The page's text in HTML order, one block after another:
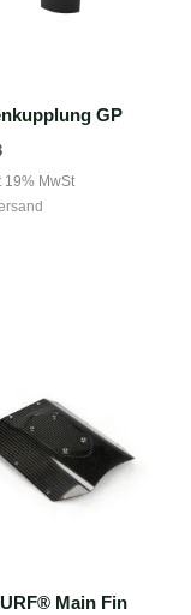
GP
19% MwSt
Main Fin